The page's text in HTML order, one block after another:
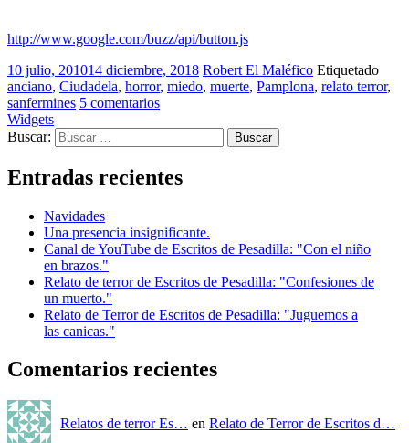
http://www.google.com/buzz/api/button.js
10 julio, 201014 diciembre, 2018 Robert El Maléfico Etiquetado
anciano, Ciudadela, horror, miedo, muerte, Pamplona, relato terror,
sanfermines 5 comentarios
Widgets
Buscar:
Entradas recientes
Navidades
Una presencia insignificante.
Canal de YouTube de Escritos de Pesadilla: "Con el niño
en brazos."
Relato de terror de Escritos de Pesadilla: "Confesiones de
un muerto."
Relato de Terror de Escritos de Pesadilla: "Juguemos a
las canicas."
Comentarios recientes
Relatos de terror Es… en Relato de Terror de Escritos d…